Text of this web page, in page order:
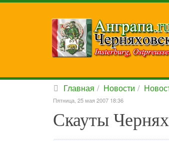
Главная Новости
Пятница, 25 мая 2007 18:36
Скауты